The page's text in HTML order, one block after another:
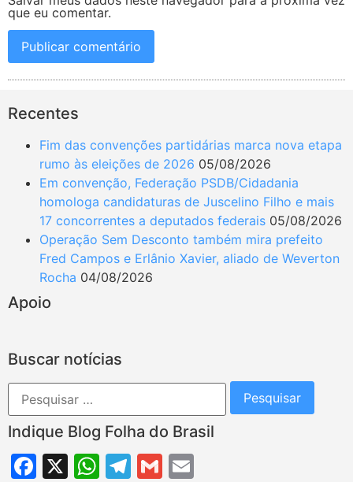
que eu comentar.
Recentes
Fim das convenções partidárias marca nova etapa
rumo às eleições de 2026 05/08/2026
Em convenção, Federação PSDB/Cidadania
homologa candidaturas de Juscelino Filho e mais
17 concorrentes a deputados federais 05/08/2026
Operação Sem Desconto também mira prefeito
Fred Campos e Erlânio Xavier, aliado de Weverton
Rocha 04/08/2026
Apoio
Buscar notícias
Indique Blog Folha do Brasil
Facebook
X WhatsApp
Telegram
Gmail